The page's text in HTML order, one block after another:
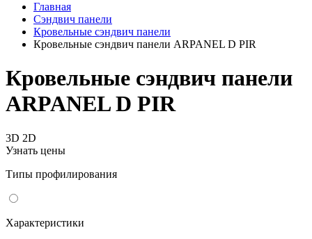
Главная
Сэндвич панели
Кровельные сэндвич панели
Кровельные сэндвич панели ARPANEL D PIR
Кровельные сэндвич панели
ARPANEL D PIR
3D 2D
Узнать цены
Типы профилирования
Характеристики